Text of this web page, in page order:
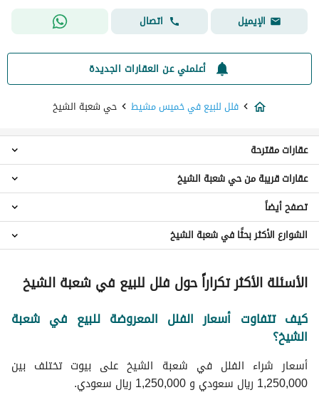
الإيميل
اتصال
أعلمني عن العقارات الجديدة
فلل للبيع في خميس مشيط
حي شعبة الشيخ
فلل 5 غرف نوم للبيع في حي شعبة الشيخ
شقق للبيع في حي شعبة الشيخ
ادوار للبيع في حي شعبة الشيخ
عقارات للبيع في حي شعبة الشيخ
عقارات مقترحة
فلل حي الأمجاد
فلل حي العزيزية الغربي
فلل حي الشرف
فلل حي الراقي
فلل حي اليرموك
فلل حي الوسام
فلل حي الزهور
فلل حي المنصورة
عقارات قريبة من حي شعبة الشيخ
عقارات للبيع في خميس مشيط
تصفح أيضاً
الشوارع الأكثر بحثًا في شعبة الشيخ
الأسئلة الأكثر تكراراً حول فلل للبيع في شعبة الشيخ
كيف تتفاوت أسعار الفلل المعروضة للبيع في شعبة
الشيخ؟
أسعار شراء الفلل في شعبة الشيخ على بيوت تختلف بين
1,250,000 ريال سعودي و 1,250,000 ريال سعودي.